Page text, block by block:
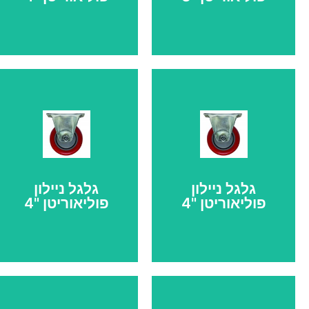
גלגל
פוליאוריטן
אדום "3 מעצור
גובה כללי 100 מ"מ,
עומס לגלגל 95 ק"ג
גלגל
פוליאוריטן
אדום "4 מעצור
גובה כללי 125 מ"מ,
עומס לגלגל 118 ק"ג
גלגל ניילון
פוליאוריטן "4
גלגל ניילון
פוליאוריטן "4